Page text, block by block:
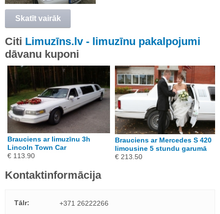
Skatīt vairāk
Citi Limuzīns.lv - limuzīnu pakalpojumi
dāvanu kuponi
Brauciens ar limuzīnu 3h
Lincoln Town Car
€ 113.90
Brauciens ar Mercedes S 420
limousine 5 stundu garumā
€ 213.50
Kontaktinformācija
Tālr:
+371 26222266